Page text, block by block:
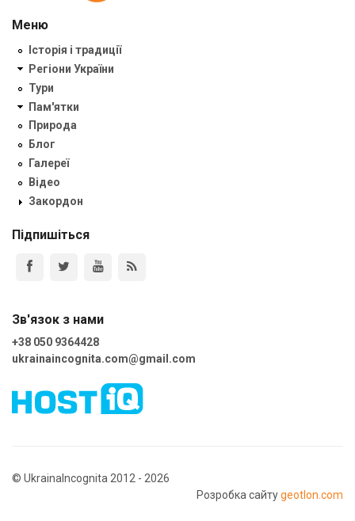
Меню
Історія і традиції
Регіони України
Тури
Пам'ятки
Природа
Блог
Галереї
Відео
Закордон
Підпишіться
Зв'язок з нами
+38 050 9364428
ukrainaincognita.com@gmail.com
© UkrainaIncognita 2012 - 2026
Розробка сайтуgeotlon.com